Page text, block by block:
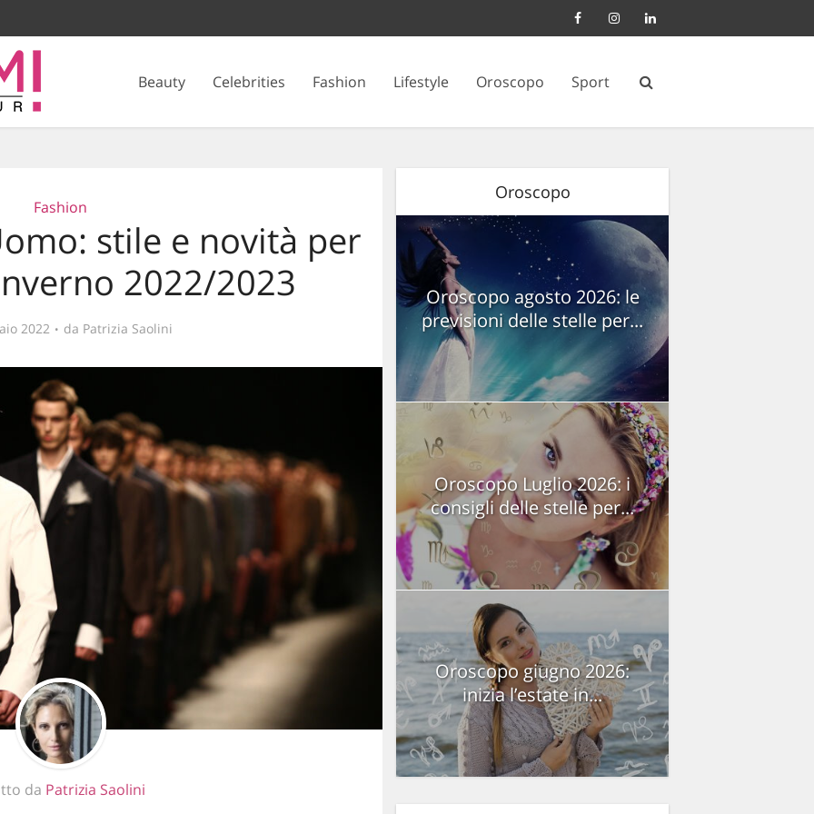
Beauty Celebrities Fashion Lifestyle Oroscopo Sport
Fashion
stile e novità per
2022/2023
2022 da Patrizia Saolini
da Patrizia Saolini
Oroscopo
Oroscopo agosto 2026: le
previsioni delle stelle per...
Oroscopo Luglio 2026: i
consigli delle stelle per...
Oroscopo giugno 2026:
inizia l’estate in...